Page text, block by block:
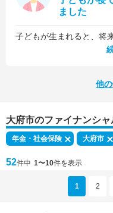
ました
何より、とても親身になって対応してくださって大満足
他
大府市のファイナンシ
年金・社会保険 大府市
52件中 1〜10件を表示
1 2